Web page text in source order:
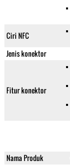
Ciri NFC
Jenis konektor
Fitur konektor
Nama Produk